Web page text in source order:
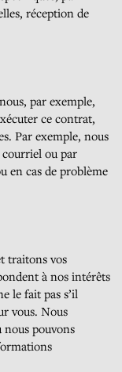
réception de
par exemple,
ce contrat,
Par exemple, nous
ou par
en cas de problème
traitons vos
à nos intérêts
le fait pas s’il
vous. Nous
nous pouvons